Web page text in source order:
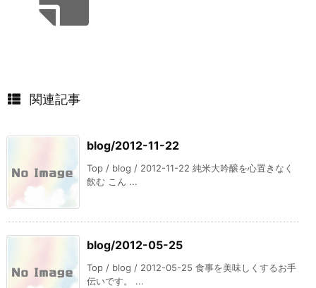
関連記事
blog/2012-11-22
Top / blog / 2012-11-22 純米大吟醸を心置きなく
飲む こん ...
blog/2012-05-25
Top / blog / 2012-05-25 食事を美味しくするお手
伝いです。 ...